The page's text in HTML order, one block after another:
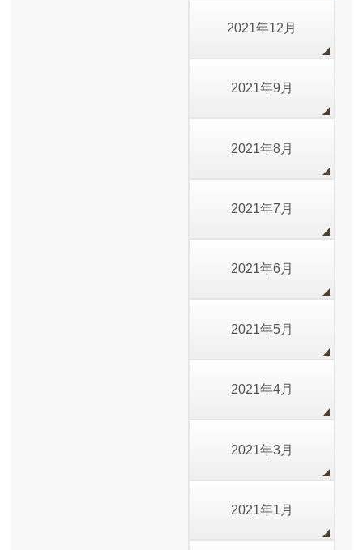
2021年12月
2021年9月
2021年8月
2021年7月
2021年6月
2021年5月
2021年4月
2021年3月
2021年1月